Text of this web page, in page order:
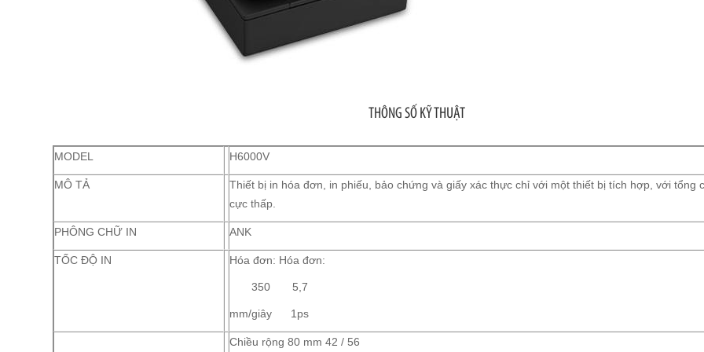
THÔNG SỐ KỸ THUẬT
MODEL H6000V
MÔ TẢ
Thiết bị in hóa đơn, in phiếu, bảo chứng và giấy xác thực chỉ với một thiết bị tích hợp, với tổng
cực thấp.
PHÔNG CHỮ IN ANK
TỐC ĐỘ IN Hóa đơn: Hóa đơn:
350 5,7
mm/giây 1ps
Chiều rộng 80 mm 42 / 56